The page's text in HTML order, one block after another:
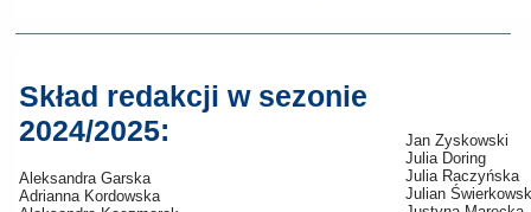
Skład redakcji w sezonie
2024/2025:
Aleksandra Garska
Adrianna Kordowska
Jan Zyskowski
Julia Doring
Julia Raczyńska
Julian